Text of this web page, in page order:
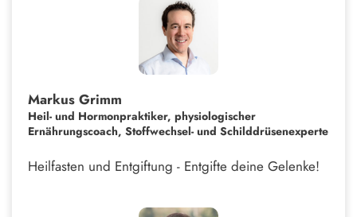
Markus Grimm
Heil- und Hormonpraktiker, physiologischer
Ernährungscoach, Stoffwechsel- und Schilddrüsenexperte
Heilfasten und Entgiftung - Entgifte deine Gelenke!